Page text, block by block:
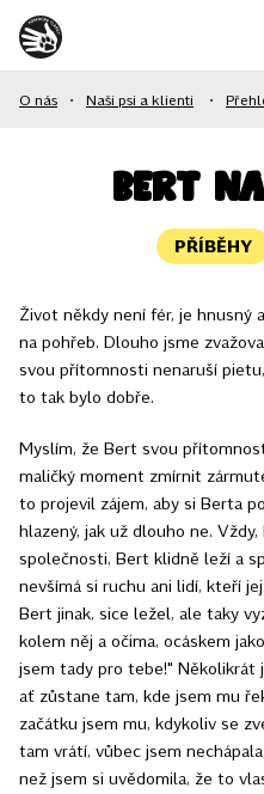
O NÁS
NAŠE SLUŽBY
JAK MŮŽETE
E-
O nás • Naši psi a klienti •
Bert
PŘÍBĚHY
Život někdy není fér, je hnusný
na pohřeb. Dlouho jsme
svou přítomnosti nenaruší
to tak bylo dobře.
Myslím, že Bert svou
maličký moment zmírnit
to projevil zájem, aby si Berta
hlazený, jak už dlouho ne.
společnosti, Bert klidně leží a
nevšímá si ruchu ani lidí, kteří
Bert jinak, sice ležel, ale taky
kolem něj a očima, ocáskem
jsem tady pro tebe!" Několikrát
ať zůstane tam, kde jsem mu
začátku jsem mu, kdykoliv se
tam vrátí, vůbec jsem
než jsem si uvědomila, že to